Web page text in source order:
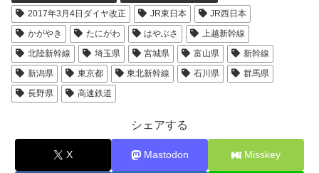
2017年3月4日ダイヤ改正
JR東日本
JR西日本
かがやき
たにがわ はやぶさ
上越新幹線
北陸新幹線
埼玉県 宮城県 富山県
新幹線
新潟県
東京都 東北新幹線 石川県
群馬県
長野県
高速鉄道
シェアする
X Mastodon Misskey